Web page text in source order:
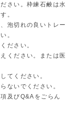
さい。枠練石鹸は水
。
泡切れの良いトレー
。
ださい。
ください。または医
てください。
ないでください。
及びQ&Aをごらん